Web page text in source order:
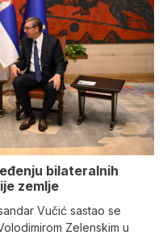
bilateralnih
zemlje
Vučić sastao se
Zelenskim u